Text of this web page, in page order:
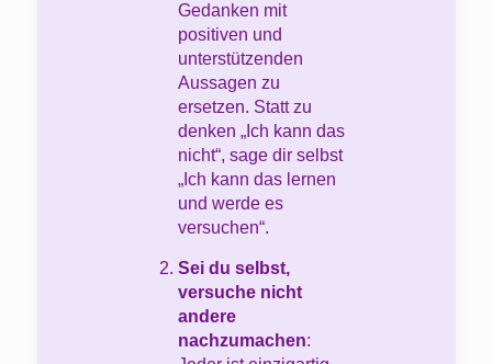
Gedanken mit
positiven und
unterstützenden
Aussagen zu
ersetzen. Statt zu
denken „Ich kann das
nicht“, sage dir selbst
„Ich kann das lernen
und werde es
versuchen“.
Sei du selbst,
versuche nicht
andere
nachzumachen: